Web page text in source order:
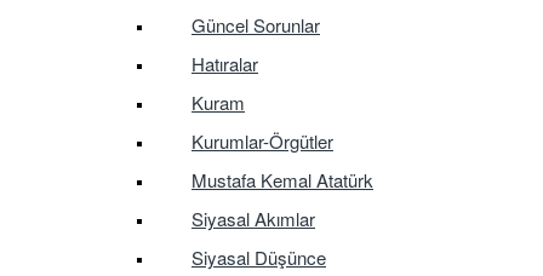
Güncel Sorunlar
Hatıralar
Kuram
Kurumlar-Örgütler
Mustafa Kemal Atatürk
Siyasal Akımlar
Siyasal Düşünce